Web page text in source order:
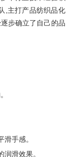
,主打产品纺织品化
步确立了自己的品
滑手感。
滑效果。